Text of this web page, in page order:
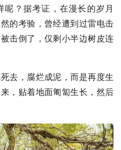
？据考证，在漫长的岁月
的考验，曾经遭到过雷电击
击倒了，仅剩小半边树皮连
去，腐烂成泥，而是再度生
，贴着地面匍匐生长，然后